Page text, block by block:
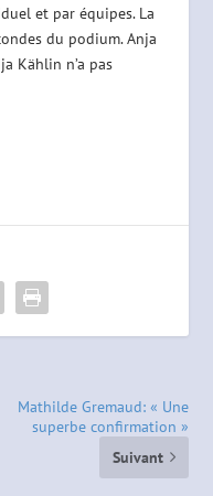
et par équipes. La
du podium. Anja
Kählin n’a pas
Mathilde Gremaud: « Une
superbe confirmation »
Suivant